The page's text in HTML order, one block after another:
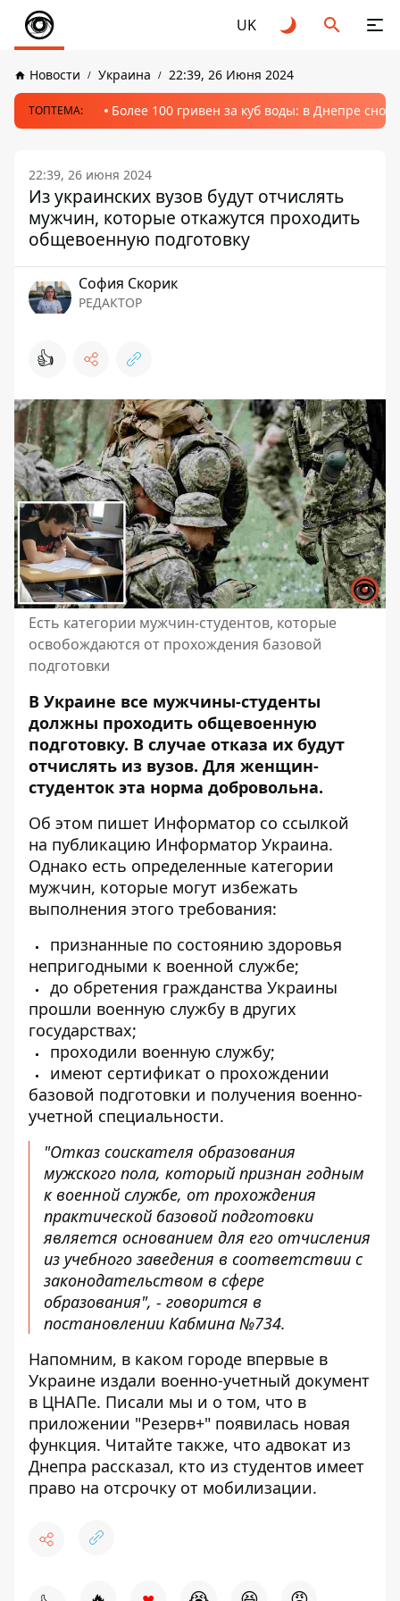
UK
Новости Украина 22:39, 26 Июня 2024
ТОПТЕМА: Более 100 гривен за куб воды: в Днепре
22:39, 26 июня 2024
Из украинских вузов будут отчислять
мужчин, которые откажутся проходить
общевоенную подготовку
София Скорик
РЕДАКТОР
👍
Есть категории мужчин-студентов, которые
освобождаются от прохождения базовой
подготовки
В Украине все мужчины-студенты
должны проходить общевоенную
подготовку. В случае отказа их будут
отчислять из вузов. Для женщин-
студенток эта норма добровольна.
Об этом пишет Информатор со ссылкой
на публикацию Информатор Украина.
Однако есть определенные категории
мужчин, которые могут избежать
выполнения этого требования:
признанные по состоянию здоровья
непригодными к военной службе;
до обретения гражданства Украины
прошли военную службу в других
государствах;
проходили военную службу;
имеют сертификат о прохождении
базовой подготовки и получения военно-
учетной специальности.
"Отказ соискателя образования
мужского пола, который признан годным
к военной службе, от прохождения
практической базовой подготовки
является основанием для его отчисления
из учебного заведения в соответствии с
законодательством в сфере
образования", - говорится в
постановлении Кабмина №734.
Напомним, в каком городе впервые в
Украине издали военно-учетный документ
в ЦНАПе. Писали мы и о том, что в
приложении "Резерв+" появилась новая
функция. Читайте также, что адвокат из
Днепра рассказал, кто из студентов имеет
право на отсрочку от мобилизации.